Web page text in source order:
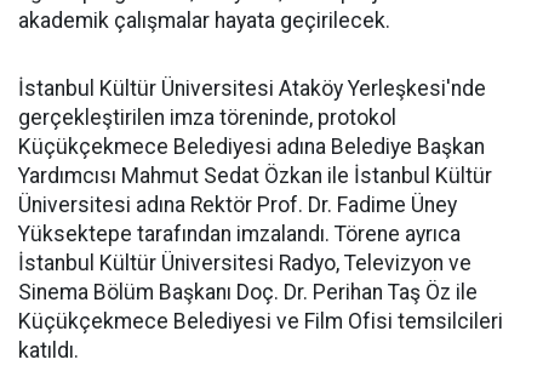
akademik çalışmalar hayata geçirilecek.
İstanbul Kültür Üniversitesi Ataköy Yerleşkesi'nde
gerçekleştirilen imza töreninde, protokol
Küçükçekmece Belediyesi adına Belediye Başkan
Yardımcısı Mahmut Sedat Özkan ile İstanbul Kültür
Üniversitesi adına Rektör Prof. Dr. Fadime Üney
Yüksektepe tarafından imzalandı. Törene ayrıca
İstanbul Kültür Üniversitesi Radyo, Televizyon ve
Sinema Bölüm Başkanı Doç. Dr. Perihan Taş Öz ile
Küçükçekmece Belediyesi ve Film Ofisi temsilcileri
katıldı.